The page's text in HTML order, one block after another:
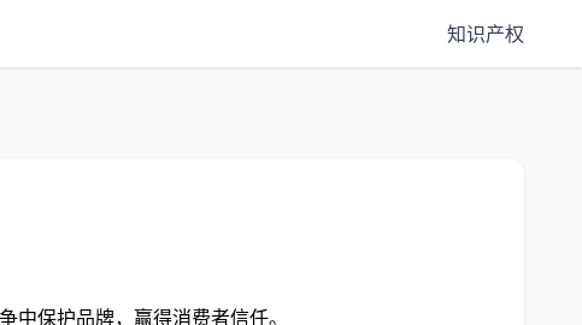
知识产权
保护品牌，赢得消费者信任。